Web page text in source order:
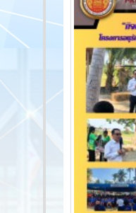
ข่าวสาร
News
วันศุกร์ที่ 22 ธั
ธรณ์ ผู้อำนวย
เปิดโครงการ
ชมรมวิชาชีพ นั
มีการประกวด
PTC
Number One
โดมเอนกประ